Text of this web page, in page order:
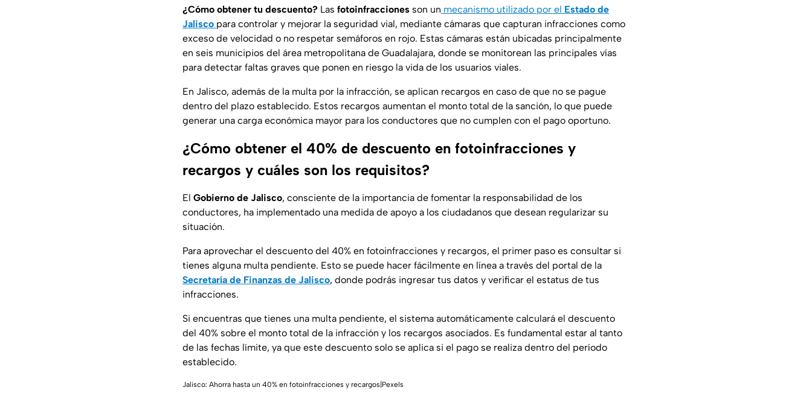
¿Cómo obtener tu descuento? Las fotoinfracciones son un mecanismo utilizado por el Estado de
Jalisco para controlar y mejorar la seguridad vial, mediante cámaras que capturan infracciones como
exceso de velocidad o no respetar semáforos en rojo. Estas cámaras están ubicadas principalmente
en seis municipios del área metropolitana de Guadalajara, donde se monitorean las principales vías
para detectar faltas graves que ponen en riesgo la vida de los usuarios viales.
En Jalisco, además de la multa por la infracción, se aplican recargos en caso de que no se pague
dentro del plazo establecido. Estos recargos aumentan el monto total de la sanción, lo que puede
generar una carga económica mayor para los conductores que no cumplen con el pago oportuno.
¿Cómo obtener el 40% de descuento en fotoinfracciones y
recargos y cuáles son los requisitos?
El Gobierno de Jalisco, consciente de la importancia de fomentar la responsabilidad de los
conductores, ha implementado una medida de apoyo a los ciudadanos que desean regularizar su
situación.
Para aprovechar el descuento del 40% en fotoinfracciones y recargos, el primer paso es consultar si
tienes alguna multa pendiente. Esto se puede hacer fácilmente en línea a través del portal de la
Secretaría de Finanzas de Jalisco, donde podrás ingresar tus datos y verificar el estatus de tus
infracciones.
Si encuentras que tienes una multa pendiente, el sistema automáticamente calculará el descuento
del 40% sobre el monto total de la infracción y los recargos asociados. Es fundamental estar al tanto
de las fechas límite, ya que este descuento solo se aplica si el pago se realiza dentro del período
establecido.
Jalisco: Ahorra hasta un 40% en fotoinfracciones y recargos|Pexels